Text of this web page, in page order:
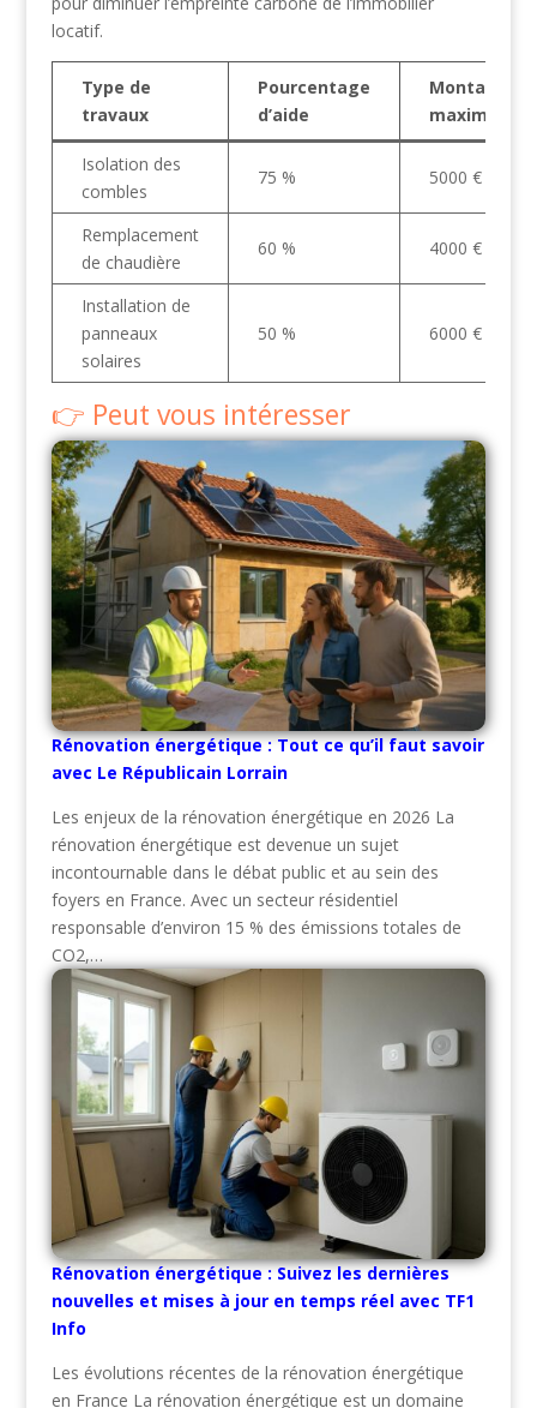
locatif.
Type de
travaux
Pourcentage
d’aide
Montant
maximal
Isolation des
combles
75 % 5000 €
Remplacement
de chaudière
60 % 4000 €
Installation de
panneaux
solaires
50 % 6000 €
Peut vous intéresser
Rénovation énergétique : Tout ce qu’il faut savoir
avec Le Républicain Lorrain
Les enjeux de la rénovation énergétique en 2026 La
rénovation énergétique est devenue un sujet
incontournable dans le débat public et au sein des
foyers en France. Avec un secteur résidentiel
responsable d’environ 15 % des émissions totales de
CO2,…
Rénovation énergétique : Suivez les dernières
nouvelles et mises à jour en temps réel avec TF1
Info
Les évolutions récentes de la rénovation énergétique
en France La rénovation énergétique est un domaine